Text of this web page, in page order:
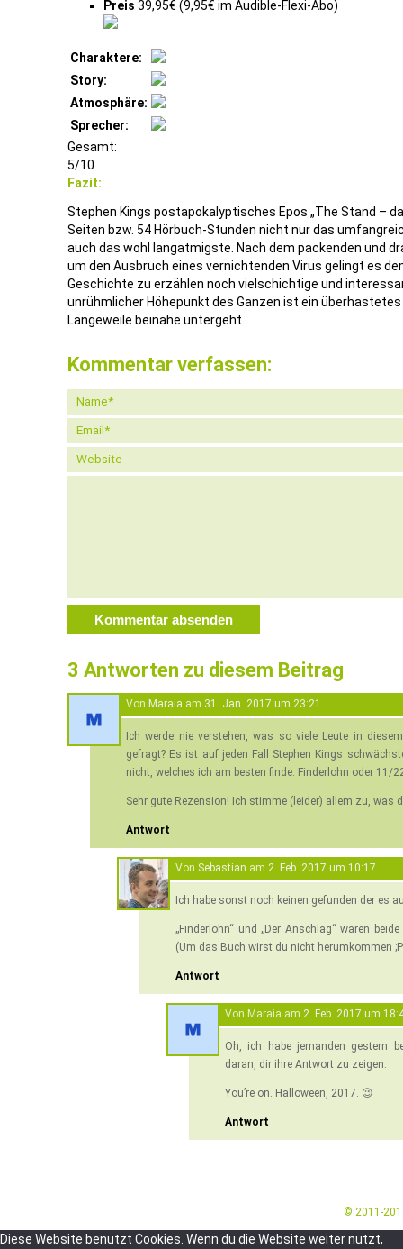
Preis 39,95€ (9,95€ im Audible-Flexi-Abo)
Charaktere:
Story:
Atmosphäre:
Sprecher:
Gesamt:
5/10
Fazit:
Stephen Kings postapokalyptisches Epos „The Stand –
Seiten bzw. 54 Hörbuch-Stunden nicht nur das
auch das wohl langatmigste. Nach dem packenden und
um den Ausbruch eines vernichtenden Virus gelingt es
Geschichte zu erzählen noch vielschichtige und
unrühmlicher Höhepunkt des Ganzen ist ein
Langeweile beinahe untergeht.
Kommentar verfassen:
3 Antworten zu diesem Beitrag
Von Maraia am 31. Jan. 2017 um 23:21
Ich werde nie verstehen, was so viele Leute in
gefragt? Es ist auf jeden Fall Stephen Kings
nicht, welches ich am besten finde. Finderlohn oder 11/
Sehr gute Rezension! Ich stimme (leider) allem zu, was
Antwort
Von Sebastian am 2. Feb. 2017 um 10:17
Ich habe sonst noch keinen gefunden der es
„Finderlohn“ und „Der Anschlag“ waren
(Um das Buch wirst du nicht herumkommen
Antwort
Von Maraia am 2. Feb. 2017 um
Oh, ich habe jemanden gestern
daran, dir ihre Antwort zu zeigen.
You’re on. Halloween, 2017. 😉
Antwort
© 2011-
Diese Website benutzt Cookies. Wenn du die Website weiter nutzt,